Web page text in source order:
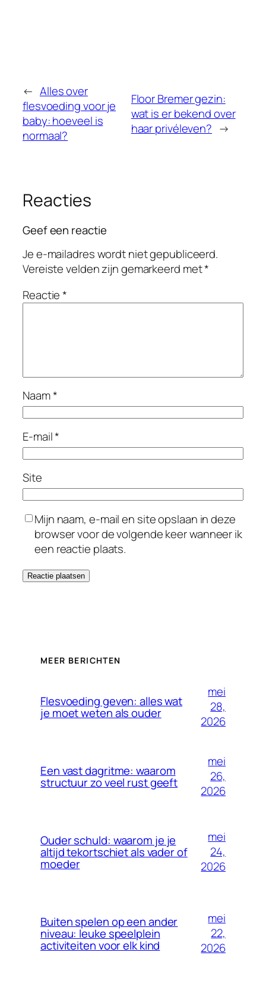
← Alles over
flesvoeding voor je
baby: hoeveel is
normaal?
Floor Bremer gezin:
wat is er bekend over
haar privéleven? →
Reacties
Geef een reactie
Je e-mailadres wordt niet gepubliceerd.
Vereiste velden zijn gemarkeerd met*
Reactie*
Naam*
E-mail*
Site
Mijn naam, e-mail en site opslaan in deze
browser voor de volgende keer wanneer ik
een reactie plaats.
MEER BERICHTEN
Flesvoeding geven: alles wat
je moet weten als ouder
mei
28,
2026
Een vast dagritme: waarom
structuur zo veel rust geeft
mei
26,
2026
Ouder schuld: waarom je je
altijd tekortschiet als vader of
moeder
mei
24,
2026
Buiten spelen op een ander
niveau: leuke speelplein
activiteiten voor elk kind
mei
22,
2026